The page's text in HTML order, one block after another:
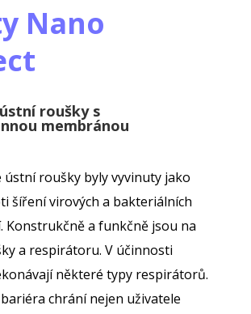
Nano
roušky s
membránou
ústní roušky byly vyvinuty jako
šíření virových a bakteriálních
Konstrukčně a funkčně jsou na
a respirátoru. V účinnosti
některé typy respirátorů.
chrání nejen uživatele